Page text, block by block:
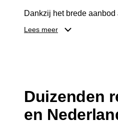
Dankzij het brede
kiezen die past bij de
Lees meer
Duizenden
en